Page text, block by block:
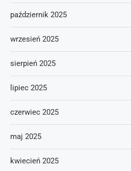
październik 2025
wrzesień 2025
sierpień 2025
lipiec 2025
czerwiec 2025
maj 2025
kwiecień 2025